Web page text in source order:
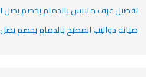
تفصيل غرف ملابس بالدمام بخصم يصل الي
صيانة دواليب المطبخ بالدمام بخصم يصل